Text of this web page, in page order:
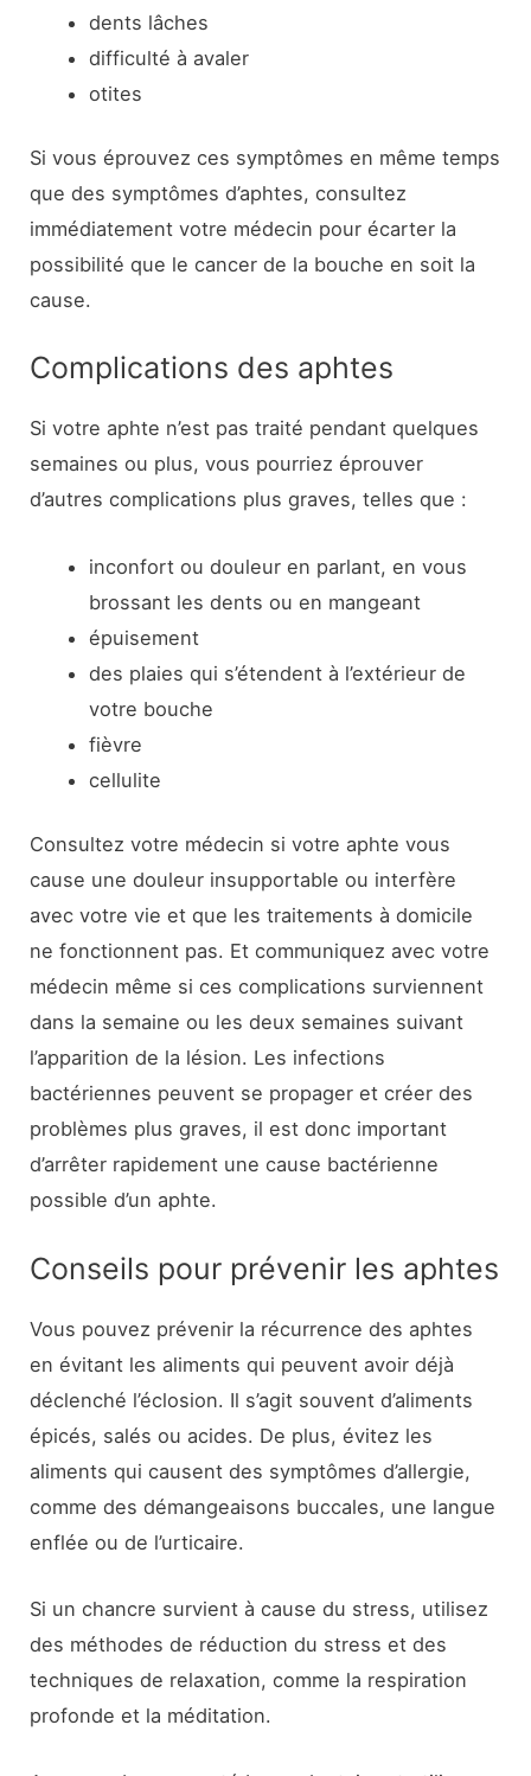
dents lâches
difficulté à avaler
otites
Si vous éprouvez ces symptômes en même temps
que des symptômes d’aphtes, consultez
immédiatement votre médecin pour écarter la
possibilité que le cancer de la bouche en soit la
cause.
Complications des aphtes
Si votre aphte n’est pas traité pendant quelques
semaines ou plus, vous pourriez éprouver
d’autres complications plus graves, telles que :
inconfort ou douleur en parlant, en vous
brossant les dents ou en mangeant
épuisement
des plaies qui s’étendent à l’extérieur de
votre bouche
fièvre
cellulite
Consultez votre médecin si votre aphte vous
cause une douleur insupportable ou interfère
avec votre vie et que les traitements à domicile
ne fonctionnent pas. Et communiquez avec votre
médecin même si ces complications surviennent
dans la semaine ou les deux semaines suivant
l’apparition de la lésion. Les infections
bactériennes peuvent se propager et créer des
problèmes plus graves, il est donc important
d’arrêter rapidement une cause bactérienne
possible d’un aphte.
Conseils pour prévenir les aphtes
Vous pouvez prévenir la récurrence des aphtes
en évitant les aliments qui peuvent avoir déjà
déclenché l’éclosion. Il s’agit souvent d’aliments
épicés, salés ou acides. De plus, évitez les
aliments qui causent des symptômes d’allergie,
comme des démangeaisons buccales, une langue
enflée ou de l’urticaire.
Si un chancre survient à cause du stress, utilisez
des méthodes de réduction du stress et des
techniques de relaxation, comme la respiration
profonde et la méditation.